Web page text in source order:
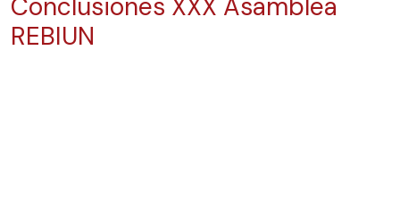
Conclusiones XXX Asamblea
REBIUN